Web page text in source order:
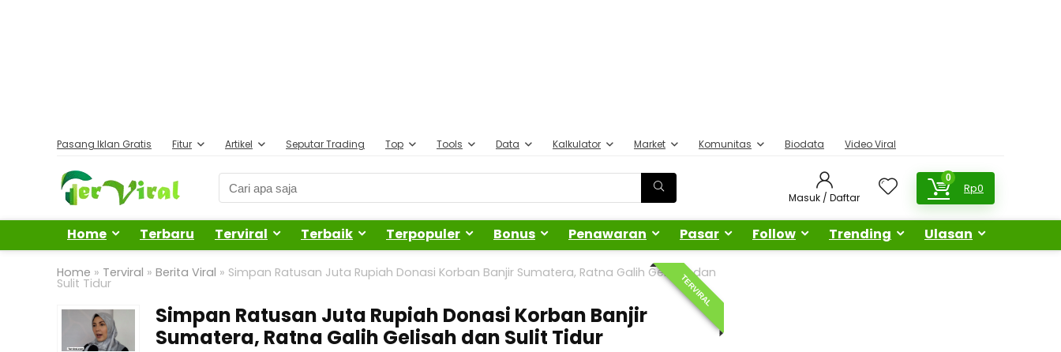
Pasang Iklan Gratis Fitur Artikel Seputar Trading Top Tools Data Kalkulator Market Komunitas Biodata Video Viral
Masuk / Daftar
0
Rp0
Home Terbaru Terviral Terbaik Terpopuler Bonus Penawaran Pasar Follow Trending Ulasan
Home » Terviral » Berita Viral » Simpan Ratusan Juta Rupiah Donasi Korban Banjir Sumatera, Ratna Galih Gelisah dan
Sulit Tidur TERVIRAL
Simpan Ratusan Juta Rupiah Donasi Korban Banjir
Sumatera, Ratna Galih Gelisah dan Sulit Tidur